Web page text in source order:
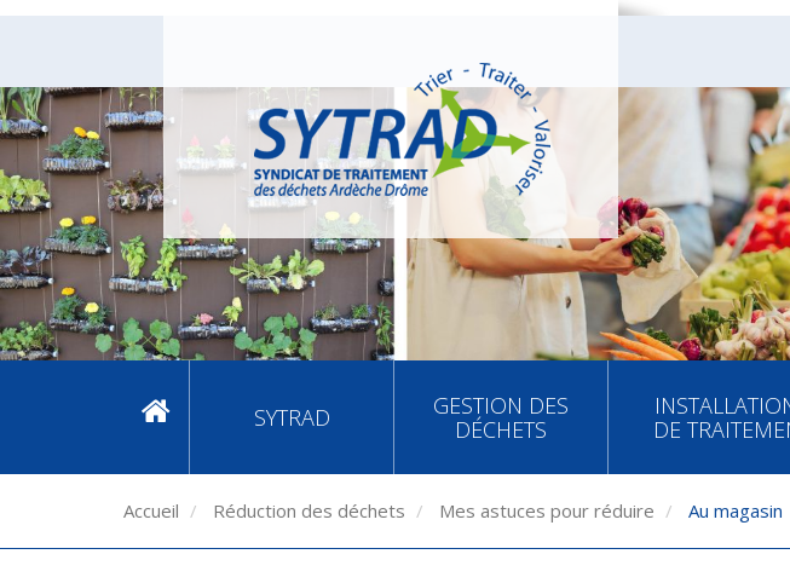
SYTRAD
GESTION DES
DÉCHETS
DE
Accueil Réduction des déchets Mes astuces pour réduire Au magasin